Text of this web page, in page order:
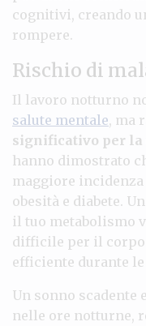
cognitivi, creando
rompere.
Rischio di
Il lavoro notturno
salute mentale, ma
significativo per la
hanno dimostrato
maggiore
obesità e diabete.
il tuo metabolismo
difficile per il corpo
efficiente durante
Un sonno
nelle ore notturne,